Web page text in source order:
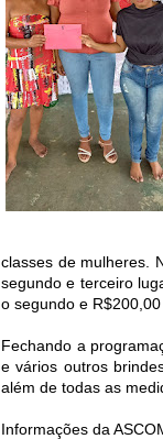
classes de mulheres.
segundo e terceiro
o segundo e
Fechando a
e vários outros
além de todas as
Informações da